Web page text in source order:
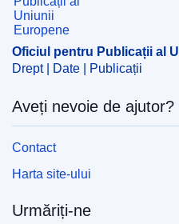
Oficiul pentru Publicații al
Drept | Date | Publicații
Aveți nevoie de ajutor?
Contact
Harta site-ului
Urmăriți-ne